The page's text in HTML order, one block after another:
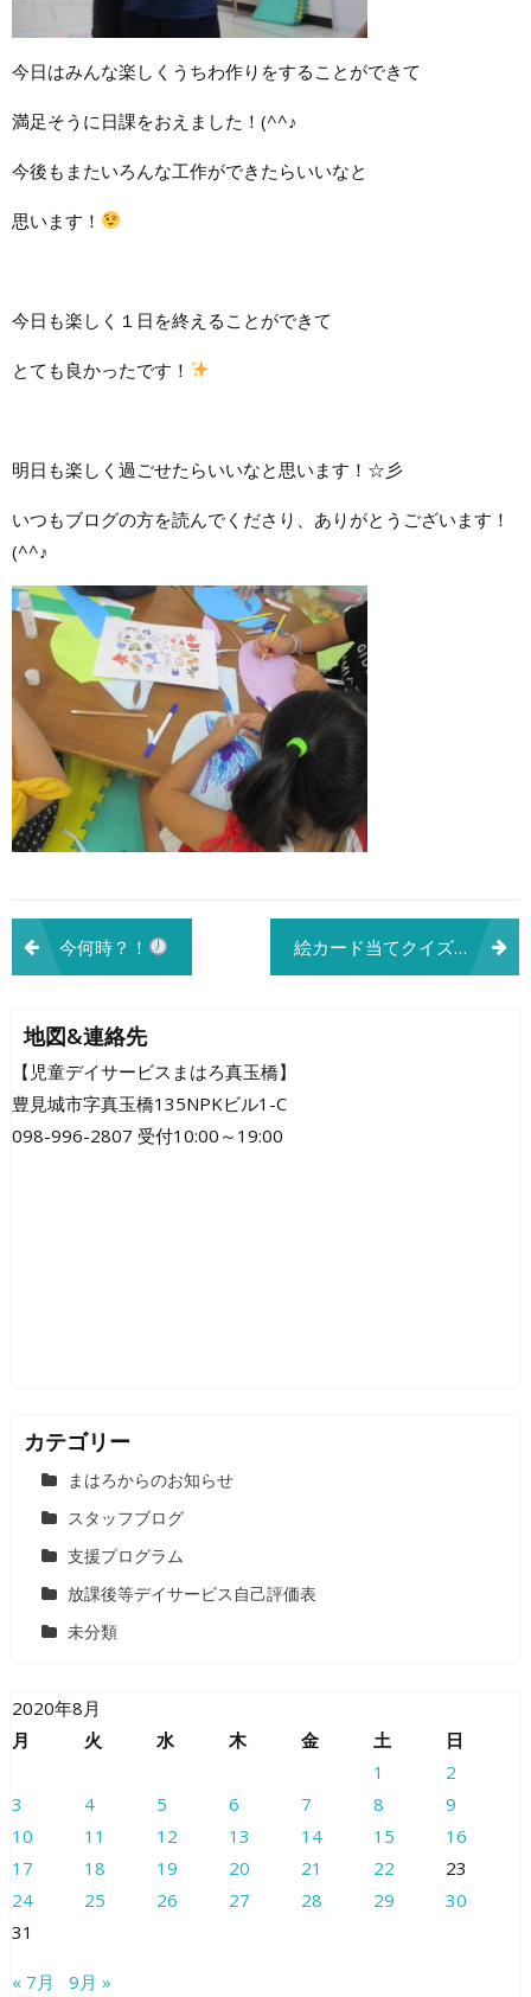
今日はみんな楽しくうちわ作りをすることができて
満足そうに日課をおえました！(^^♪
今後もまたいろんな工作ができたらいいなと
思います！
今日も楽しく１日を終えることができて
とても良かったです！
明日も楽しく過ごせたらいいなと思います！☆彡
いつもブログの方を読んでくださり、ありがとうございます！
(^^♪
投
稿
ナ
ビ
ゲ
今何時？！ 絵カード当てクイズ 「こ
地図&連絡先
【児童デイサービスまはろ真玉橋】
豊見城市字真玉橋135NPKビル1-C
098-996-2807 受付10:00～19:00
カテゴリー
まはろからのお知らせ
スタッフブログ
支援プログラム
放課後等デイサービス自己評価表
未分類
2020年8月
月
火 水 木 金 土
日
1
2
3
4 5 6 7 8
9
10
11 12 13 14 15
16
17
18 19 20 21 22
23
24
25 26 27 28 29
30
31
« 7月 9月 »